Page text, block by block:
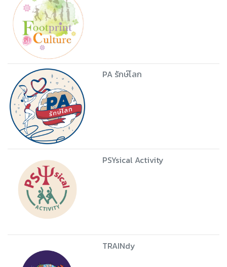
PA รักษ์โลก
PSYsical Activity
TRAINdy